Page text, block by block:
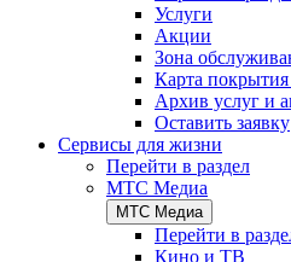
Услуги
Акции
Зона
Карта
Архив услуг и
Оставить заявку
Сервисы для жизни
Перейти в раздел
МТС Медиа
МТС Медиа
Перейти в
Кино и ТВ